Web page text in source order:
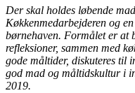
Der skal holdes løbende
Køkkenmedarbejderen og
børnehaven. Formålet er at
refleksioner, sammen med
gode måltider, diskuteres til
god mad og måltidskultur i
2019.